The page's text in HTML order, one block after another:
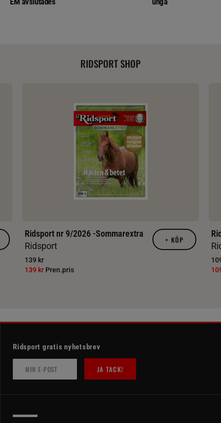
RIDSPORT SHOP
Ridsport nr 9/2026 -Sommarextra
Ridsport
139 kr
139 kr Pren.pris
+ KÖP
Ridsport gratis nyhetsbrev
JA TACK!